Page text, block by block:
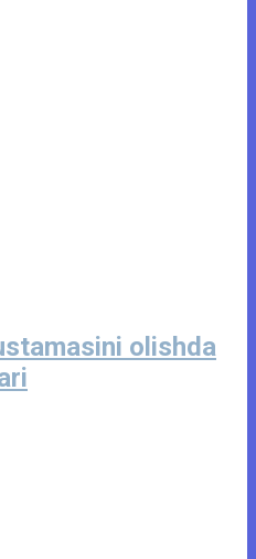
olishda